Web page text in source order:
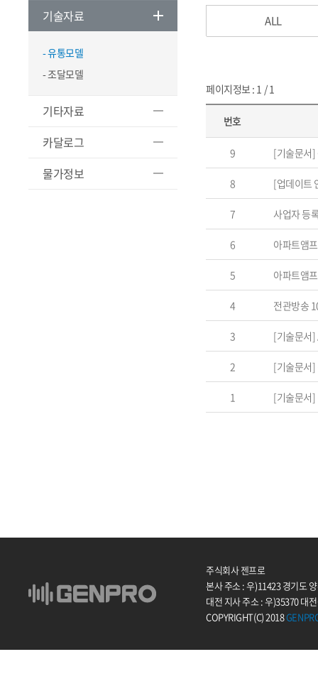
기술자료
- 유통모델
- 조달모델
기타자료
카달로그
물가정보
ALL
페이지정보 : 1 / 1
번호
9 [기술문서]
8 [업데이트
7 사업자 등
6 아파트앰
5 아파트앰
4 전관방송
3 [기술문서]
2 [기술문서]
1 [기술문서]
주식회사 젠프로
본사 주소 : 우)11423 경기도
대전 지사 주소 : 우)35370 대
COPYRIGHT(C) 2018